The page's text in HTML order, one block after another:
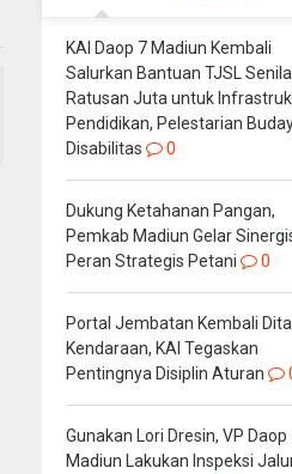
KAI Daop 7 Madiun Kembali
Salurkan Bantuan TJSL
Ratusan Juta untuk
Pendidikan, Pelestarian
Disabilitas
0
Dukung Ketahanan Pangan,
Pemkab Madiun Gelar
Peran Strategis Petani
0
Portal Jembatan Kembali
Kendaraan, KAI Tegaskan
Pentingnya Disiplin Aturan
Gunakan Lori Dresin, VP Daop
Madiun Lakukan Inspeksi